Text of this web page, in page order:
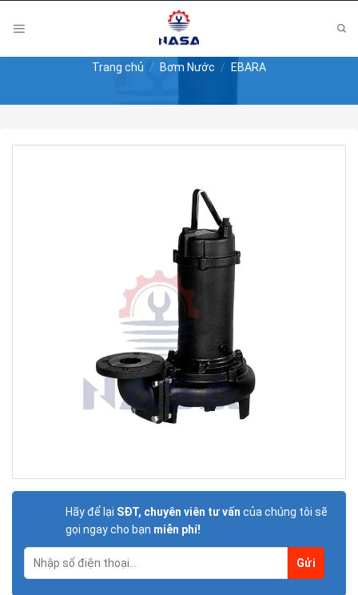
Trang chủ / Bơm Nước / EBARA
Hãy để lại SĐT, chuyên viên tư vấn của chúng tôi sẽ
gọi ngay cho bạn miễn phí!